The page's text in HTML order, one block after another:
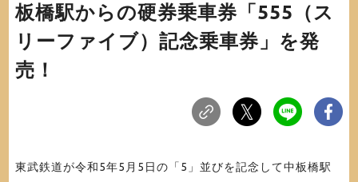
板橋駅からの硬券乗車券「555（ス
リーファイブ）記念乗車券」を発
売！
東武鉄道が令和5年5月5日の「5」並びを記念して中板橋駅